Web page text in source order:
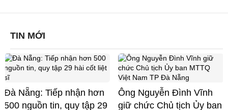
TIN MỚI
Đà Nẵng: Tiếp nhận hơn
500 nguồn tin, quy tập 29
Ông Nguyễn Đình Vĩnh
giữ chức Chủ tịch Ủy ban